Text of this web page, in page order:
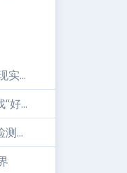
实...
好...
...